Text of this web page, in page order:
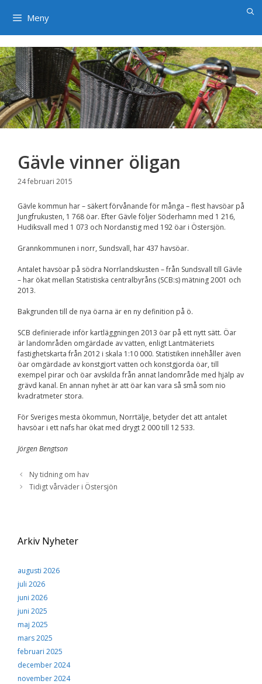
Meny
Gävle vinner öligan
24 februari 2015
Gävle kommun har – säkert förvånande för många – flest havsöar på
Jungfrukusten, 1 768 öar. Efter Gävle följer Söderhamn med 1 216,
Hudiksvall med 1 073 och Nordanstig med 192 öar i Östersjön.
Grannkommunen i norr, Sundsvall, har 437 havsöar.
Antalet havsöar på södra Norrlandskusten – från Sundsvall till Gävle
– har ökat mellan Statistiska centralbyråns (SCB:s) mätning 2001 och
2013.
Bakgrunden till de nya öarna är en ny definition på ö.
SCB definierade inför kartläggningen 2013 öar på ett nytt sätt. Öar
är landområden omgärdade av vatten, enligt Lantmäteriets
fastighetskarta från 2012 i skala 1:10 000. Statistiken innehåller även
öar omgärdade av konstgjort vatten och konstgjorda öar, till
exempel pirar och öar avskilda från annat landområde med hjälp av
grävd kanal. En annan nyhet är att öar kan vara så små som nio
kvadratmeter stora.
För Sveriges mesta ökommun, Norrtälje, betyder det att antalet
havsöar i ett nafs har ökat med drygt 2 000 till 12 533.
Jörgen Bengtson
Ny tidning om hav
Tidigt vårväder i Östersjön
Arkiv Nyheter
augusti 2026
juli 2026
juni 2026
juni 2025
maj 2025
mars 2025
februari 2025
december 2024
november 2024
×
Nödvändiga
Dessa kakor går
för att
huvud taget
ska fungera.
Statistik
För att vi ska
hemsidans
funktionalitet